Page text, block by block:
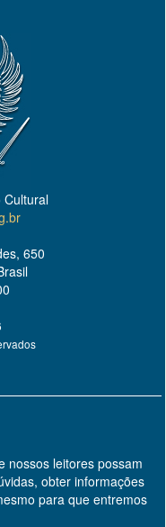
Cultural
650
nossos leitores possam
obter informações
para que entremos